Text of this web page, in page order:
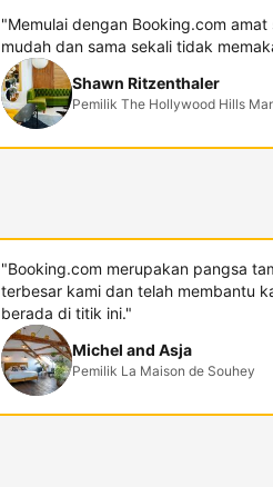
"Memulai dengan Booking.com amat
mudah dan sama sekali tidak
Shawn Ritzenthaler
Pemilik The Hollywood Hills
"Booking.com merupakan pangsa
terbesar kami dan telah membantu
berada di titik ini."
Michel and Asja
Pemilik La Maison de Souhey